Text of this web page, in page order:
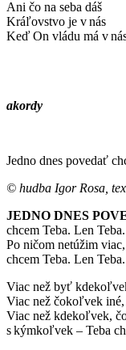
Ani čo na seba dáš
Kráľovstvo je v nás
Keď On vládu má v
akordy
Jedno dnes povedať
© hudba Igor Rosa,
JEDNO DNES
chcem Teba. Len Teba.
Po ničom netúžim viac,
chcem Teba. Len Teba.
Viac než byť
Viac než čokoľvek iné,
Viac než kdekoľvek,
s kýmkoľvek – Teba